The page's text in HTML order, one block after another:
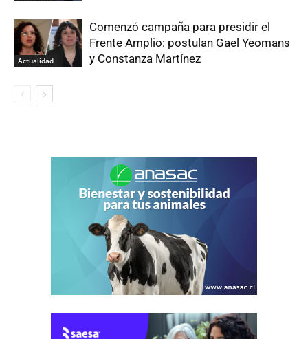
Actualidad
Comenzó campaña para presidir el
Frente Amplio: postulan Gael Yeomans
y Constanza Martínez